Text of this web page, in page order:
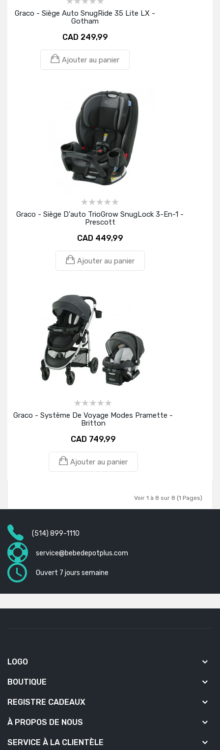
Graco - Siège Auto SnugRide 35 Lite LX -
Gotham
CAD 249,99
Ajouter au panier
Graco - Siège D'auto TrioGrow SnugLock 3-En-1 -
Prescott
CAD 449,99
Ajouter au panier
Graco - Système De Voyage Modes Pramette -
Britton
CAD 749,99
Ajouter au panier
Voir 1 à 8 sur 8 (1 Pages)
(514) 899-1110
service@bebedepotplus.com
Ouvert 7 jours semaine
LOGO
BOUTIQUE
REGISTRE CADEAUX
À PROPOS DE NOUS
SERVICE À LA CLIENTÈLE